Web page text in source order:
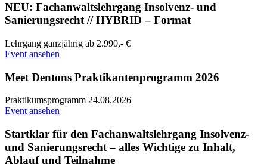
NEU: Fachanwaltslehrgang Insolvenz- und
Sanierungsrecht // HYBRID – Format
Lehrgang ganzjährig ab 2.990,- €
Event ansehen
Meet Dentons Praktikantenprogramm 2026
Praktikumsprogramm 24.08.2026
Event ansehen
Startklar für den Fachanwaltslehrgang Insolvenz-
und Sanierungsrecht – alles Wichtige zu Inhalt,
Ablauf und Teilnahme